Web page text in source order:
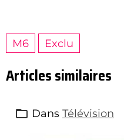
M6 Exclu
Articles similaires
Dans Télévision